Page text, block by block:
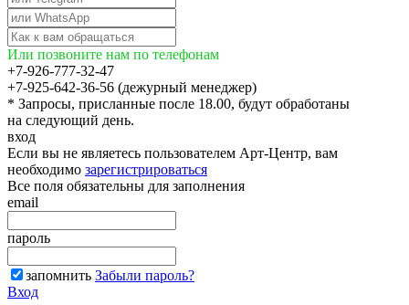
Или позвоните нам по телефонам
+7-926-777-32-47
+7-925-642-36-56 (дежурный менеджер)
* Запросы, присланные после 18.00, будут обработаны
на следующий день.
вход
Если вы не являетесь пользователем Арт-Центр, вам
необходимо зарегистрироваться
Все поля обязательны для заполнения
email
пароль
запомнить Забыли пароль?
Вход